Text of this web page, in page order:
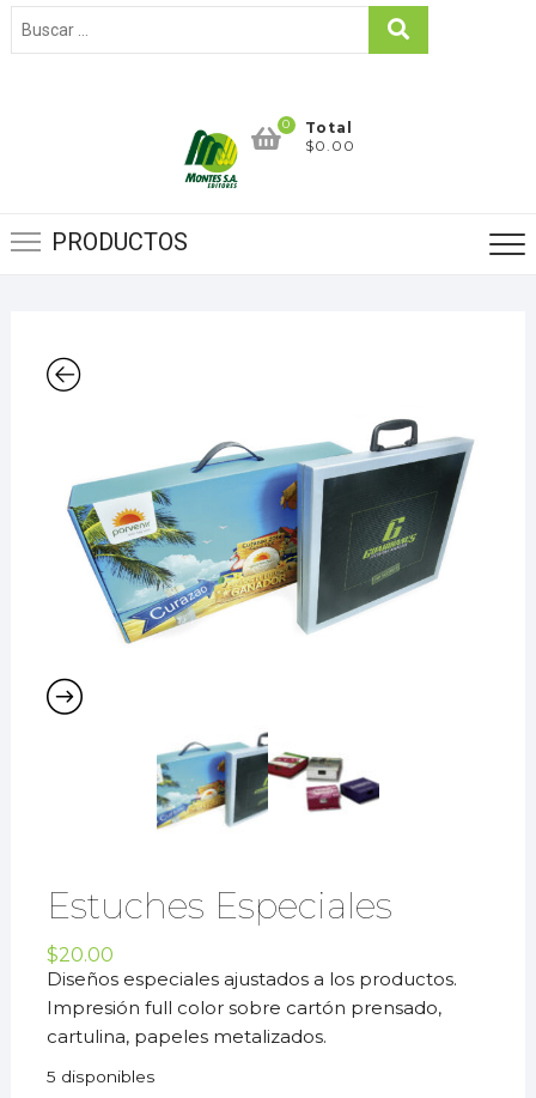
0
Total
$0.00
PRODUCTOS
Estuches Especiales
$20.00
Diseños especiales ajustados a los productos.
Impresión full color sobre cartón prensado,
cartulina, papeles metalizados.
5 disponibles